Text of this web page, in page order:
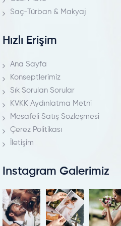
Saç-Türban & Makyaj
Hızlı Erişim
Ana Sayfa
Konseptlerimiz
Sık Sorulan Sorular
KVKK Aydınlatma Metni
Mesafeli Satış Sözleşmesi
Çerez Politikası
İletişim
Instagram Galerimiz